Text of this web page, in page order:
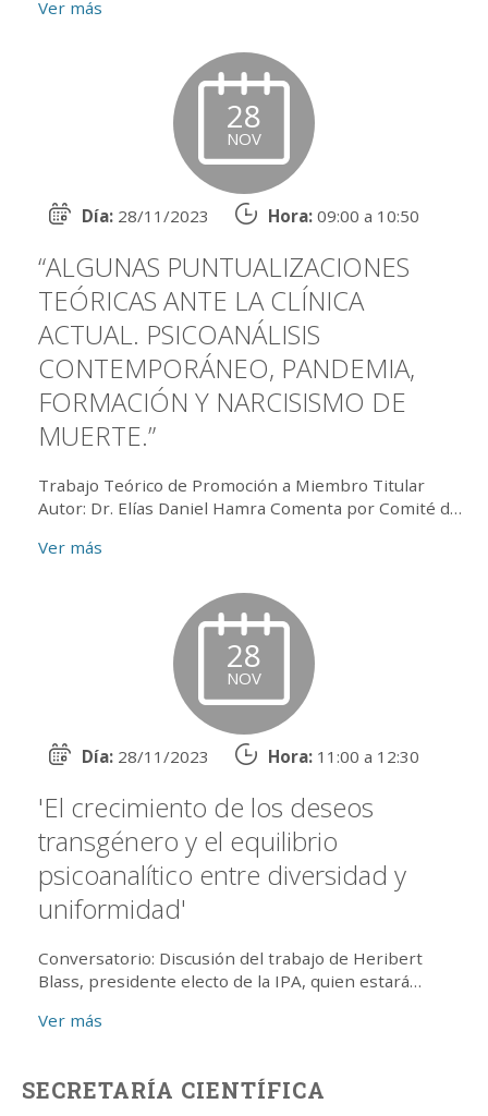
Ver más
28
NOV
Día: 28/11/2023 Hora: 09:00 a 10:50
“ALGUNAS PUNTUALIZACIONES
TEÓRICAS ANTE LA CLÍNICA
ACTUAL. PSICOANÁLISIS
CONTEMPORÁNEO, PANDEMIA,
FORMACIÓN Y NARCISISMO DE
MUERTE.”
Trabajo Teórico de Promoción a Miembro Titular
Autor: Dr. Elías Daniel Hamra Comenta por Comité de
Secretarí...
Ver más
28
NOV
Día: 28/11/2023 Hora: 11:00 a 12:30
'El crecimiento de los deseos
transgénero y el equilibrio
psicoanalítico entre diversidad y
uniformidad'
Conversatorio: Discusión del trabajo de Heribert
Blass, presidente electo de la IPA, quien estará
Palabras de...
Ver más
SECRETARÍA CIENTÍFICA